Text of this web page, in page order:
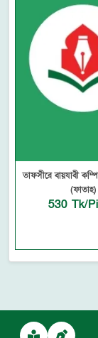
তাফসীরে বায়যাবী
(ফাতাহ)
530 Tk/